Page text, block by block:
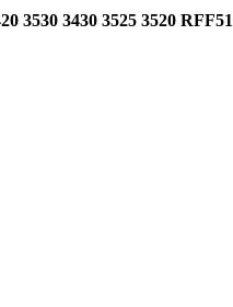
3530 3430 3525 3520 RFF51